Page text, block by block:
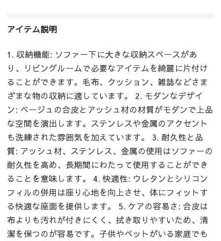
アイテム説明
1. 収納機能: ソファー下に大きな収納スペースがあ
り、リビングルームで必要なアイテムを綺麗に片付け
ることができます。毛布、クッション、雑誌などさま
ざまな物の収納に適しています。 2. モダンなデザイ
ン: ベージュの合皮とアッシュ材の材質がモダンで上品
な空間を演出します。ステンレスや金属のアクセント
も洗練された雰囲気を加えています。 3. 耐久性と品
質: アッシュ材、ステンレス、金属の使用はソファーの
耐久性を高め、長期間にわたって使用することができ
ることを意味します。 4. 快適性: ウレタンとシリコン
フィルの併用は座り心地を向上させ、体にフィットす
る快適な座面を提供します。 5. ケアの容易さ: 合皮は
布よりも汚れが付きにくく、拭き取りやすいため、清
潔を保つのが容易です。子供やペットがいる家庭でも